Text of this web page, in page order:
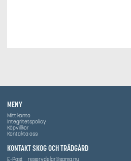
MENY
Mitt konto
Integritetspolicy
Köpvillkor
Kontakta oss
KONTAKT SKOG OCH TRÄDGÅRD
E-Post
reservdelar@sama.nu